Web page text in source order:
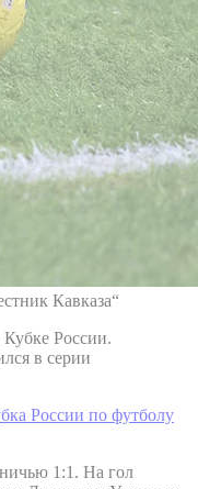
Кавказа“
России.
в серии
России по футболу
1:1. На гол